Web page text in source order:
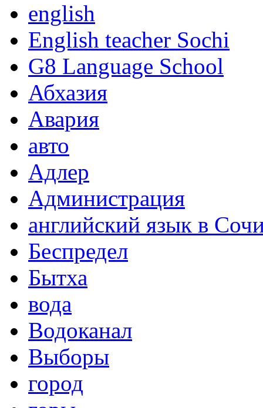
english
English teacher Sochi
G8 Language School
Абхазия
Авария
авто
Адлер
Администрация
английский язык в
Беспредел
Бытха
вода
Водоканал
Выборы
город